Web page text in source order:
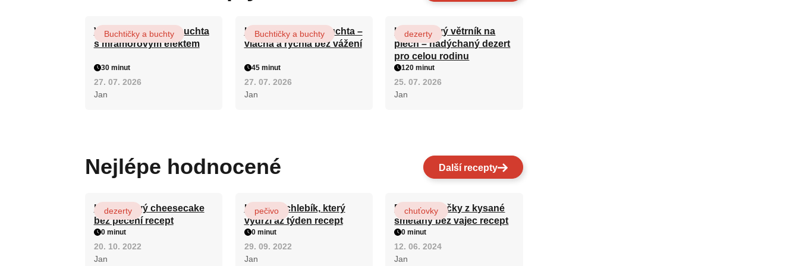
Vláčná olejová litá buchta
s mramorovým efektem
Buchtičky a buchty
30 minut
27. 07. 2026
Jan
Hrnková maková buchta –
vláčná a rychlá bez vážení
Buchtičky a buchty
45 minut
27. 07. 2026
Jan
Karamelový větrník na
plech – nadýchaný dezert
pro celou rodinu
dezerty
120 minut
25. 07. 2026
Jan
Nejlépe hodnocené Další recepty
Karamelový cheesecake
bez pečení recept
dezerty
0 minut
20. 10. 2022
Jan
Hrnkový chlebík, který
vydrží až týden recept
pečivo
0 minut
29. 09. 2022
Jan
Rychlé válečky z kysané
smetany bez vajec recept
chuťovky
0 minut
12. 06. 2024
Jan